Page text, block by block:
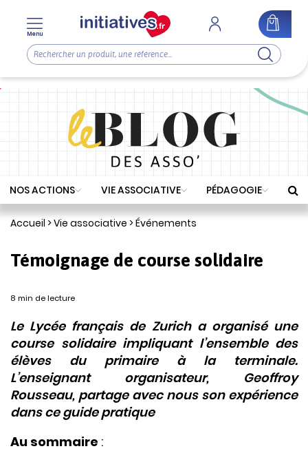
NOS ACTIONS VIE ASSOCIATIVE PÉDAGOGIE
Accueil >Vie associative >Événements
Témoignage de course solidaire
8 min de lecture
Le Lycée français de Zurich a organisé une
course solidaire impliquant l’ensemble des
élèves du primaire à la terminale.
L’enseignant organisateur, Geoffroy
Rousseau, partage avec nous son expérience
dans ce guide pratique
Au sommaire :
Menu